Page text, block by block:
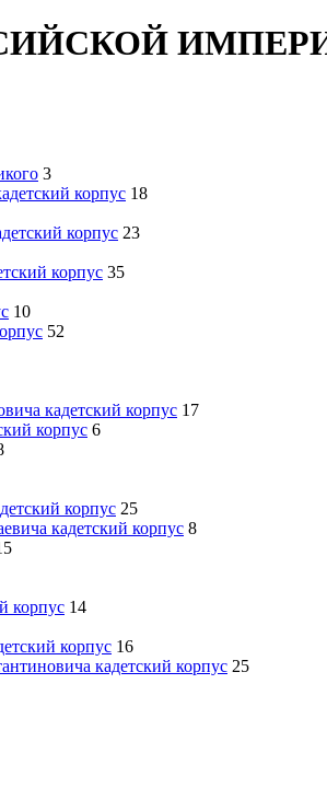
3
корпус 18
корпус 23
корпус 35
10
52
кадетский корпус 17
корпус 6
корпус 25
кадетский корпус 8
корпус 14
корпус 16
кадетский корпус 25